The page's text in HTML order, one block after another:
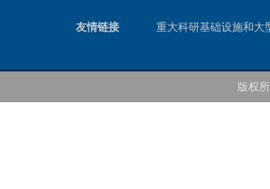
友情链接
重大科研基础设施和大
版权